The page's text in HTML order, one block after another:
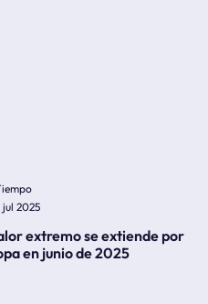
2025
extremo se extiende por
en junio de 2025